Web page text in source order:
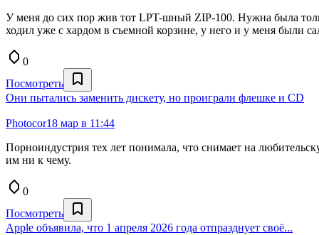
У меня до сих пор жив тот LPT-шный ZIP-100. Нужна была
ходил уже с хардом в съемной корзине, у него и у меня были
0
Посмотреть
Они пытались заменить дискету, но проиграли флешке и CD
Photocor18 мар в 11:44
Порноиндустрия тех лет понимала, что снимает на
им ни к чему.
0
Посмотреть
Apple объявила, что 1 апреля 2026 года отпразднует своё...